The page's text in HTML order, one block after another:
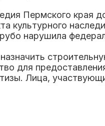
едия Пермского края
культурного
нарушила
для
Лица,